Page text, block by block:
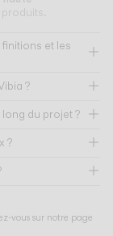
et les
?
du projet ?
?
vous sur notre page